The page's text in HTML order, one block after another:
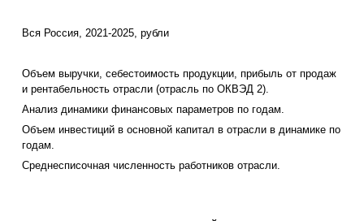
Вся Россия, 2021-2025, рубли
Объем выручки, себестоимость продукции, прибыль от продаж
и рентабельность отрасли (отрасль по ОКВЭД 2).
Анализ динамики финансовых параметров по годам.
Объем инвестиций в основной капитал в отрасли в динамике по
годам.
Среднесписочная численность работников отрасли.